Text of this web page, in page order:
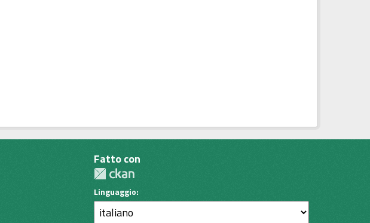
Fatto con
Linguaggio